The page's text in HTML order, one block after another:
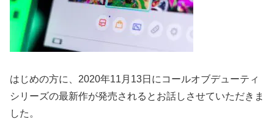
はじめの方に、2020年11月13日にコールオブデューティ
シリーズの最新作が発売されるとお話しさせていただきま
した。